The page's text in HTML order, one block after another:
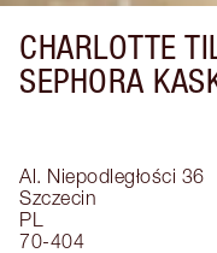
CHARLOTTE
SEPHORA
Al. Niepodległości 36
Szczecin
PL
70-404